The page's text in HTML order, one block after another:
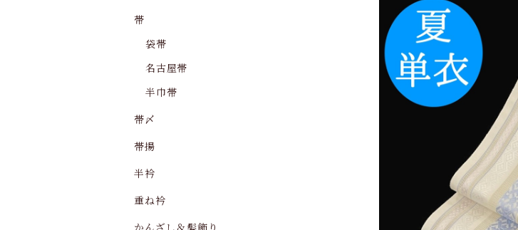
帯
袋帯
名古屋帯
半巾帯
帯〆
帯揚
半衿
重ね衿